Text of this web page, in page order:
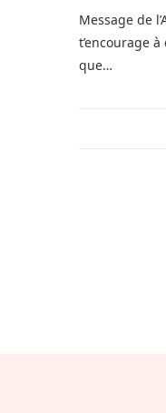
Message de
t’encourage
que…